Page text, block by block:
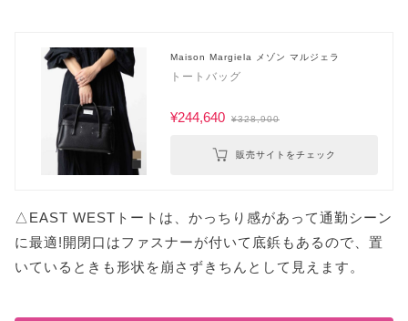
Maison Margiela メゾン マルジェラ
トートバッグ
¥244,640 ¥328,900
販売サイトをチェック
△EAST WESTトートは、かっちり感があって通勤シーン
に最適!開閉口はファスナーが付いて底鋲もあるので、置
いているときも形状を崩さずきちんとして見えます。